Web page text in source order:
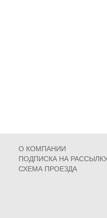
О КОМПАНИИ
ПОДПИСКА НА
СХЕМА ПРОЕЗДА